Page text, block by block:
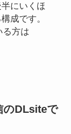
にいくほ
成です。
る方は
のDLsiteで